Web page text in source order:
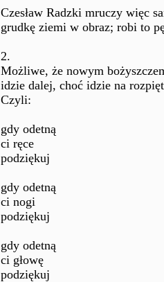
Czesław Radzki mruczy więc
grudkę ziemi w obraz; robi to
2.
Możliwe, że nowym
idzie dalej, choć idzie na
Czyli:
gdy odetną
ci ręce
podziękuj
gdy odetną
ci nogi
podziękuj
gdy odetną
ci głowę
podziękuj